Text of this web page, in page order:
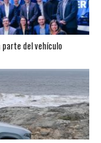
del vehículo